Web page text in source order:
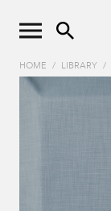
HOME / LIBRARY /